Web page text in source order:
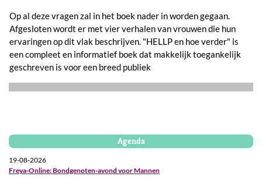
Op al deze vragen zal in het boek nader in worden gegaan.
Afgesloten wordt er met vier verhalen van vrouwen die hun
ervaringen op dit vlak beschrijven. "HELLP en hoe verder" is
een compleet en informatief boek dat makkelijk toegankelijk
geschreven is voor een breed publiek
Agenda
19-08-2026
Freya-Online: Bondgenoten-avond voor Mannen